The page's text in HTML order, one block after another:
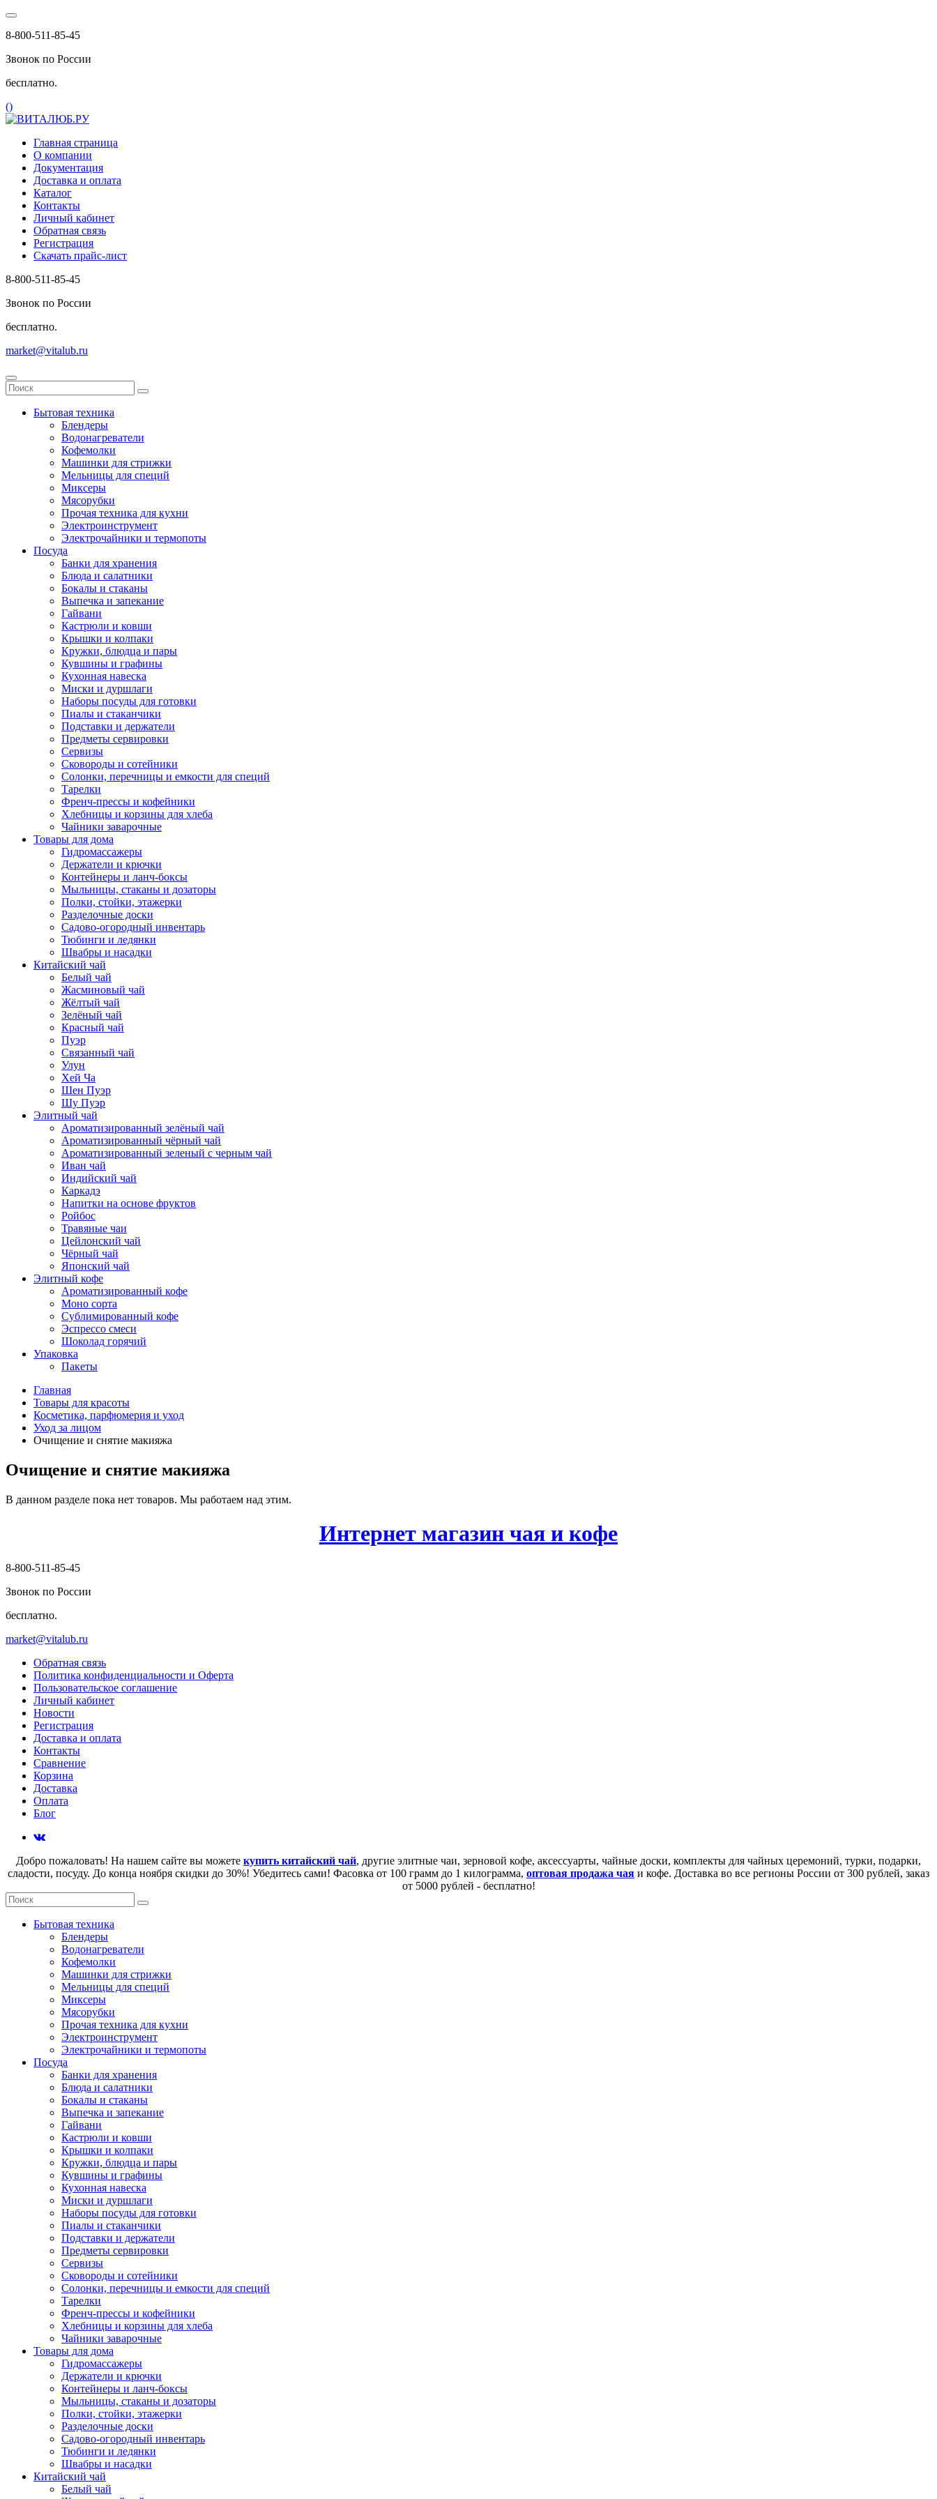
8-800-511-85-45
Звонок по России
бесплатно.
()
Главная страница
О компании
Документация
Доставка и оплата
Каталог
Контакты
Личный кабинет
Обратная связь
Регистрация
Скачать прайс-лист
8-800-511-85-45
Звонок по России
бесплатно.
market@vitalub.ru
Бытовая техника
Блендеры
Водонагреватели
Кофемолки
Машинки для стрижки
Мельницы для специй
Миксеры
Мясорубки
Прочая техника для кухни
Электроинструмент
Электрочайники и термопоты
Посуда
Банки для хранения
Блюда и салатники
Бокалы и стаканы
Выпечка и запекание
Гайвани
Кастрюли и ковши
Крышки и колпаки
Кружки, блюдца и пары
Кувшины и графины
Кухонная навеска
Миски и дуршлаги
Наборы посуды для готовки
Пиалы и стаканчики
Подставки и держатели
Предметы сервировки
Сервизы
Сковороды и сотейники
Солонки, перечницы и емкости для специй
Тарелки
Френч-прессы и кофейники
Хлебницы и корзины для хлеба
Чайники заварочные
Товары для дома
Гидромассажеры
Держатели и крючки
Контейнеры и ланч-боксы
Мыльницы, стаканы и дозаторы
Полки, стойки, этажерки
Разделочные доски
Садово-огородный инвентарь
Тюбинги и ледянки
Швабры и насадки
Китайский чай
Белый чай
Жасминовый чай
Жёлтый чай
Зелёный чай
Красный чай
Пуэр
Связанный чай
Улун
Хей Ча
Шен Пуэр
Шу Пуэр
Элитный чай
Ароматизированный зелёный чай
Ароматизированный чёрный чай
Ароматизированный зеленый с черным чай
Иван чай
Индийский чай
Каркадэ
Напитки на основе фруктов
Ройбос
Травяные чаи
Цейлонский чай
Чёрный чай
Японский чай
Элитный кофе
Ароматизированный кофе
Моно сорта
Сублимированный кофе
Эспрессо смеси
Шоколад горячий
Упаковка
Пакеты
Главная
Товары для красоты
Косметика, парфюмерия и уход
Уход за лицом
Очищение и снятие макияжа
Очищение и снятие макияжа
В данном разделе пока нет товаров. Мы работаем над этим.
Интернет магазин чая и кофе
8-800-511-85-45
Звонок по России
бесплатно.
market@vitalub.ru
Обратная связь
Политика конфиденциальности и Оферта
Пользовательское соглашение
Личный кабинет
Новости
Регистрация
Доставка и оплата
Контакты
Сравнение
Корзина
Доставка
Оплата
Блог
Добро пожаловать! На нашем сайте вы можете купить китайский чай, другие элитные чаи, зерновой кофе, аксессуарты, чайные доски, комплекты для чайных церемоний, турки, подарки,
сладости, посуду. До конца ноября скидки до 30%! Убедитесь сами! Фасовка от 100 грамм до 1 килограмма, оптовая продажа чая и кофе. Доставка во все регионы России от 300 рублей, заказ
от 5000 рублей - бесплатно!
Бытовая техника
Блендеры
Водонагреватели
Кофемолки
Машинки для стрижки
Мельницы для специй
Миксеры
Мясорубки
Прочая техника для кухни
Электроинструмент
Электрочайники и термопоты
Посуда
Банки для хранения
Блюда и салатники
Бокалы и стаканы
Выпечка и запекание
Гайвани
Кастрюли и ковши
Крышки и колпаки
Кружки, блюдца и пары
Кувшины и графины
Кухонная навеска
Миски и дуршлаги
Наборы посуды для готовки
Пиалы и стаканчики
Подставки и держатели
Предметы сервировки
Сервизы
Сковороды и сотейники
Солонки, перечницы и емкости для специй
Тарелки
Френч-прессы и кофейники
Хлебницы и корзины для хлеба
Чайники заварочные
Товары для дома
Гидромассажеры
Держатели и крючки
Контейнеры и ланч-боксы
Мыльницы, стаканы и дозаторы
Полки, стойки, этажерки
Разделочные доски
Садово-огородный инвентарь
Тюбинги и ледянки
Швабры и насадки
Китайский чай
Белый чай